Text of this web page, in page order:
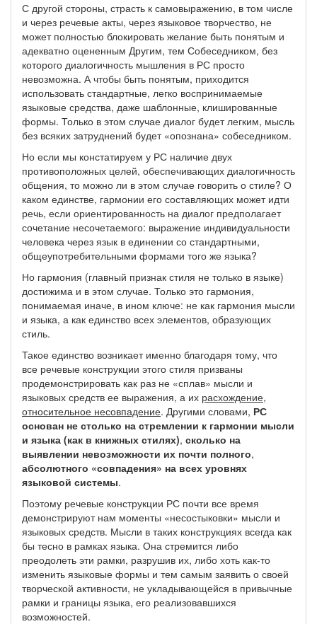
С другой стороны, страсть к самовыражению, в том числе
и через речевые акты, через языковое творчество, не
может полностью блокировать желание быть понятым и
адекватно оцененным Другим, тем Собеседником, без
которого диалогичность мышления в РС просто
невозможна. А чтобы быть понятым, приходится
использовать стандартные, легко воспринимаемые
языковые средства, даже шаблонные, клишированные
формы. Только в этом случае диалог будет легким, мысль
без всяких затруднений будет «опознана» собеседником.
Но если мы констатируем у РС наличие двух
противоположных целей, обеспечивающих диалогичность
общения, то можно ли в этом случае говорить о стиле? О
каком единстве, гармонии его составляющих может идти
речь, если ориентированность на диалог предполагает
сочетание несочетаемого: выражение индивидуальности
человека через язык в единении со стандартными,
общеупотребительными формами того же языка?
Но гармония (главный признак стиля не только в языке)
достижима и в этом случае. Только это гармония,
понимаемая иначе, в ином ключе: не как гармония мысли
и языка, а как единство всех элементов, образующих
стиль.
Такое единство возникает именно благодаря тому, что
все речевые конструкции этого стиля призваны
продемонстрировать как раз не «сплав» мысли и
языковых средств ее выражения, а их расхождение,
относительное несовпадение. Другими словами, РС
основан не столько на стремлении к гармонии мысли
и языка (как в книжных стилях), сколько на
выявлении невозможности их почти полного,
абсолютного «совпадения» на всех уровнях
языковой системы.
Поэтому речевые конструкции РС почти все время
демонстрируют нам моменты «несостыковки» мысли и
языковых средств. Мысли в таких конструкциях всегда как
бы тесно в рамках языка. Она стремится либо
преодолеть эти рамки, разрушив их, либо хоть как-то
изменить языковые формы и тем самым заявить о своей
творческой активности, не укладывающейся в привычные
рамки и границы языка, его реализовавшихся
возможностей.